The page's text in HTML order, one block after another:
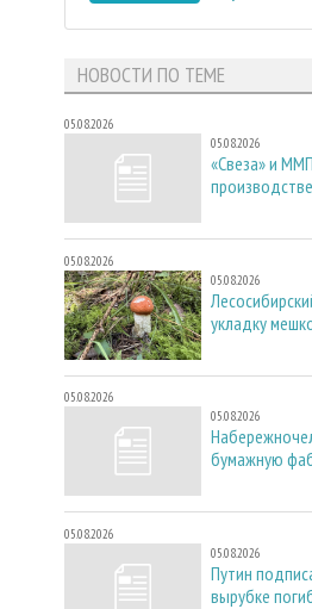
НОВОСТИ ПО ТЕМЕ
05.08.2026
05.08.2026
«Свеза» и
05.08.2026
05.08.2026
укладку
05.08.2026
05.08.2026
бумажную
05.08.2026
05.08.2026
Путин
вырубке